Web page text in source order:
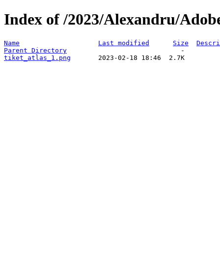
Index of /2023/Alexandru/
Name Last modified Size
Parent Directory
tiket_atlas_1.png